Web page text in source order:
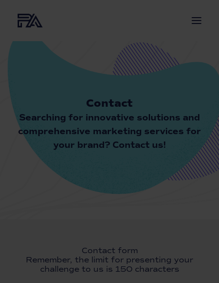
ABOUT US
CONTACT
Contact
Searching for innovative solutions and
comprehensive marketing services for
your brand? Contact us!
Contact form
Remember, the limit for presenting your
challenge to us is 150 characters